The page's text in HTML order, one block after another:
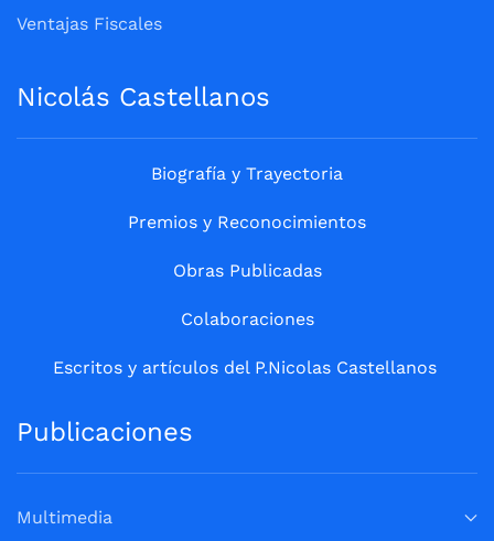
Ventajas Fiscales
Nicolás Castellanos
Biografía y Trayectoria
Premios y Reconocimientos
Obras Publicadas
Colaboraciones
Escritos y artículos del P.Nicolas Castellanos
Publicaciones
Multimedia